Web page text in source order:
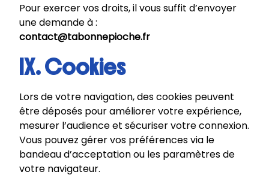
Pour exercer vos droits, il vous suffit d’envoyer
une demande à :
contact@tabonnepioche.fr
IX. Cookies
Lors de votre navigation, des cookies peuvent
être déposés pour améliorer votre expérience,
mesurer l’audience et sécuriser votre connexion.
Vous pouvez gérer vos préférences via le
bandeau d’acceptation ou les paramètres de
votre navigateur.